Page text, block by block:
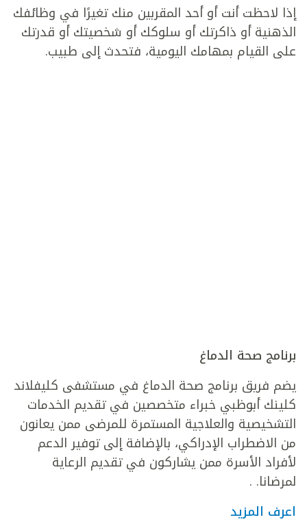
إذا لاحظت أنت أو أحد المقربين منك تغيرًا في وظائفك
الذهنية أو ذاكرتك أو سلوكك أو شخصيتك أو قدرتك
على القيام بمهامك اليومية، فتحدث إلى طبيب.
برنامج صحة الدماغ
يضم فريق برنامج صحة الدماغ في مستشفى كليفلاند
كلينك أبوظبي خبراء متخصصين في تقديم الخدمات
التشخيصية والعلاجية المستمرة للمرضى ممن يعانون
من الاضطراب الإدراكي، بالإضافة إلى توفير الدعم
لأفراد الأسرة ممن يشاركون في تقديم الرعاية
لمرضانا. .
اعرف المزيد